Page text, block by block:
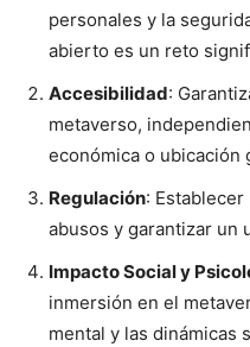
personales y la
abierto es un reto
Accesibilidad:
metaverso,
económica o ubicación
Regulación:
abusos y garantizar un
Impacto Social y
inmersión en el
mental y las dinámicas